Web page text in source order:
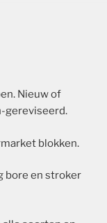
Nieuw of
gereviseerd.
blokken.
bore en stroker